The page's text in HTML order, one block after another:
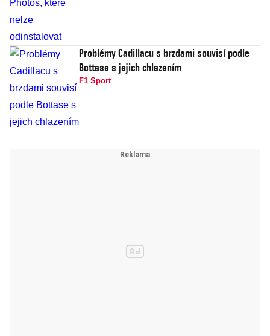
Problémy Cadillacu s brzdami souvisí podle
Bottase s jejich chlazením
F1 Sport